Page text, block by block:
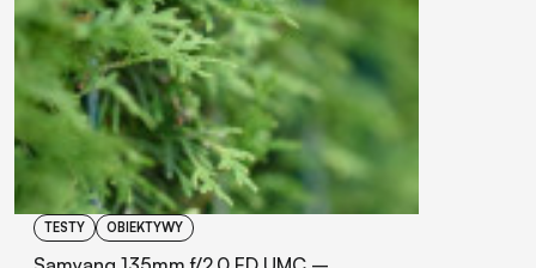
TESTY OBIEKTYWY